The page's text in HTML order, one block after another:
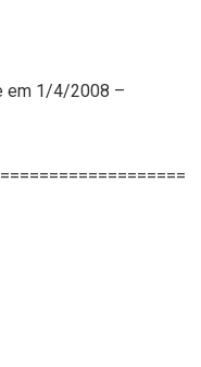
em 1/4/2008 –